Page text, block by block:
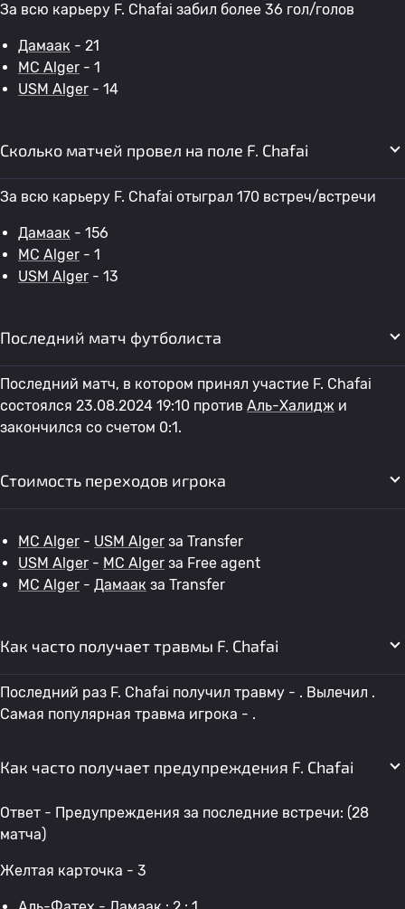
За всю карьеру F. Chafai забил более 36 гол/голов
Дамаак - 21
MC Alger - 1
USM Alger - 14
Сколько матчей провел на поле F. Chafai
За всю карьеру F. Chafai отыграл 170 встреч/встречи
Дамаак - 156
MC Alger - 1
USM Alger - 13
Последний матч футболиста
Последний матч, в котором принял участие F. Chafai
состоялся 23.08.2024 19:10 против Аль-Халидж и
закончился со счетом 0:1.
Стоимость переходов игрока
MC Alger - USM Alger за Transfer
USM Alger - MC Alger за Free agent
MC Alger - Дамаак за Transfer
Как часто получает травмы F. Chafai
Последний раз F. Chafai получил травму - . Вылечил .
Самая популярная травма игрока - .
Как часто получает предупреждения F. Chafai
Ответ - Предупреждения за последние встречи: (28
матча)
Желтая карточка - 3